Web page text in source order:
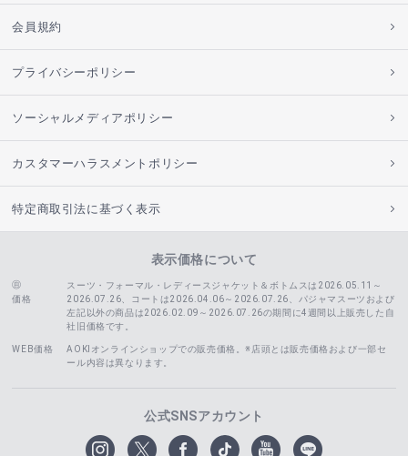
会員規約
プライバシーポリシー
ソーシャルメディアポリシー
カスタマーハラスメントポリシー
特定商取引法に基づく表示
表示価格について
価格
スーツ・フォーマル・レディースジャケット＆ボトムスは2026.05.11～
2026.07.26、コートは2026.04.06～2026.07.26、 パジャマスーツおよび
左記以外の商品は2026.02.09～2026.07.26の期間に4週間以上販売した自
社旧価格です。
WEB価格
AOKIオンラインショップでの販売価格。※店頭とは販売価格および一部セ
ール内容は異なります。
公式SNSアカウント